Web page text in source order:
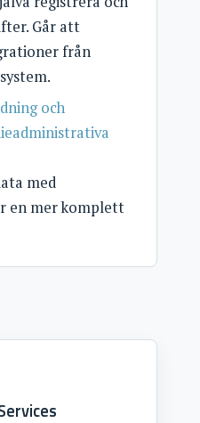
Går att
från
och
med
en mer komplett